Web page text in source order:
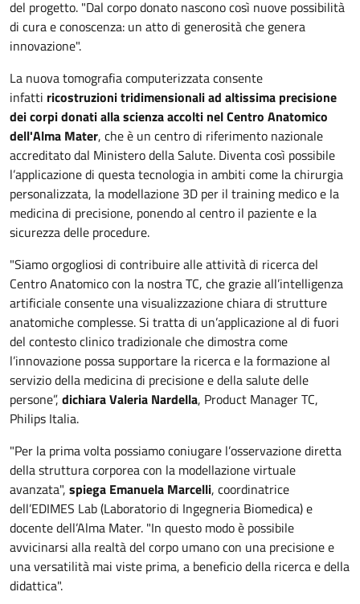
del progetto. "Dal corpo donato nascono così nuove possibilità
di cura e conoscenza: un atto di generosità che genera
innovazione".
La nuova tomografia computerizzata consente
infatti ricostruzioni tridimensionali ad altissima precisione
dei corpi donati alla scienza accolti nel Centro Anatomico
dell'Alma Mater, che è un centro di riferimento nazionale
accreditato dal Ministero della Salute. Diventa così possibile
l’applicazione di questa tecnologia in ambiti come la chirurgia
personalizzata, la modellazione 3D per il training medico e la
medicina di precisione, ponendo al centro il paziente e la
sicurezza delle procedure.
"Siamo orgogliosi di contribuire alle attività di ricerca del
Centro Anatomico con la nostra TC, che grazie all’intelligenza
artificiale consente una visualizzazione chiara di strutture
anatomiche complesse. Si tratta di un’applicazione al di fuori
del contesto clinico tradizionale che dimostra come
l’innovazione possa supportare la ricerca e la formazione al
servizio della medicina di precisione e della salute delle
persone”, dichiara Valeria Nardella, Product Manager TC,
Philips Italia.
"Per la prima volta possiamo coniugare l’osservazione diretta
della struttura corporea con la modellazione virtuale
avanzata", spiega Emanuela Marcelli, coordinatrice
dell’EDIMES Lab (Laboratorio di Ingegneria Biomedica) e
docente dell’Alma Mater. "In questo modo è possibile
avvicinarsi alla realtà del corpo umano con una precisione e
una versatilità mai viste prima, a beneficio della ricerca e della
didattica".